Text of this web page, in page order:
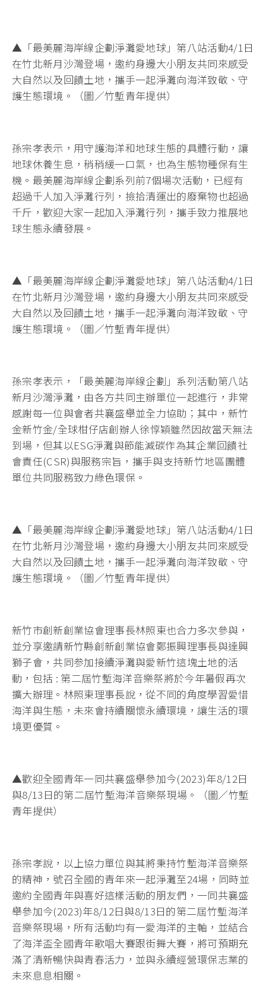
▲「最美麗海岸線企劃淨灘愛地球」第八站活動4/1日
在竹北新月沙灣登場，邀約身邊大小朋友共同來感受
大自然以及回饋土地，攜手一起淨灘向海洋致敬、守
護生態環境。（圖／竹塹青年提供）
孫宗孝表示，用守護海洋和地球生態的具體行動，讓
地球休養生息，稍稍緩一口氣，也為生態物種保有生
機。最美麗海岸線企劃系列前7個場次活動，已經有
超過千人加入淨灘行列，撿拾清運出的廢棄物也超過
千斤，歡迎大家一起加入淨灘行列，攜手致力推展地
球生態永續發展。
▲「最美麗海岸線企劃淨灘愛地球」第八站活動4/1日
在竹北新月沙灣登場，邀約身邊大小朋友共同來感受
大自然以及回饋土地，攜手一起淨灘向海洋致敬、守
護生態環境。（圖／竹塹青年提供）
孫宗孝表示，「最美麗海岸線企劃」系列活動第八站
新月沙灣淨灘，由各方共同主辦單位一起進行，非常
感謝每一位與會者共襄盛舉並全力協助；其中，新竹
金新竹金/全球柑仔店創辦人徐惇穎雖然因故當天無法
到場，但其以ESG淨灘與節能減碳作為其企業回饋社
會責任(CSR)與服務宗旨，攜手與支持新竹地區團體
單位共同服務致力綠色環保。
▲「最美麗海岸線企劃淨灘愛地球」第八站活動4/1日
在竹北新月沙灣登場，邀約身邊大小朋友共同來感受
大自然以及回饋土地，攜手一起淨灘向海洋致敬、守
護生態環境。（圖／竹塹青年提供）
新竹市創新創業協會理事長林照東也合力多次參與，
並分享邀請新竹縣創新創業協會鄭振興理事長與達興
獅子會，共同参加接續淨灘與愛新竹這塊土地的活
動，包括 : 第二屆竹塹海洋音樂祭將於今年暑假再次
擴大辦理。林照東理事長說，從不同的角度學習愛惜
海洋與生態，未來會持續關懷永續環境，讓生活的環
境更優質。
▲歡迎全國青年一同共襄盛舉參加今(2023)年8/12日
與8/13日的第二屆竹塹海洋音樂祭現場。（圖／竹塹
青年提供）
孫宗孝說，以上協力單位與其將秉持竹塹海洋音樂祭
的精神，號召全國的青年來一起淨灘至24場，同時並
邀約全國青年與喜好這樣活動的朋友們，一同共襄盛
舉參加今(2023)年8/12日與8/13日的第二屆竹塹海洋
音樂祭現場，所有活動均有一愛海洋的主軸，並結合
了海洋盃全國青年歌唱大賽跟街舞大賽，將可預期充
滿了清新暢快與青春活力，並與永續經營環保志業的
未來息息相關。